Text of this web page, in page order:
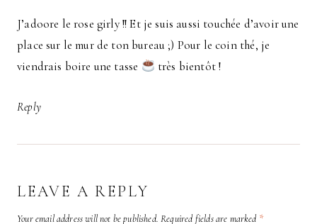
J’adoore le rose girly !! Et je suis aussi touchée d’avoir une
place sur le mur de ton bureau ;) Pour le coin thé, je
viendrais boire une tasse
très bientôt !
Reply
LEAVE A REPLY
Your email address will not be published. Required fields are marked *